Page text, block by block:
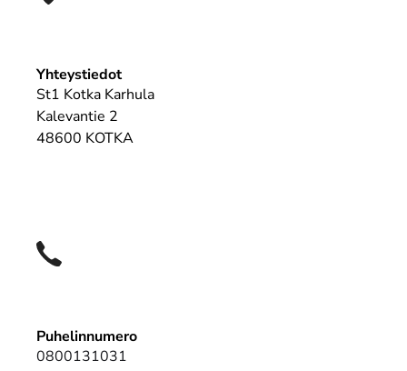
Yhteystiedot
St1 Kotka Karhula
Kalevantie 2
48600 KOTKA
Puhelinnumero
0800131031